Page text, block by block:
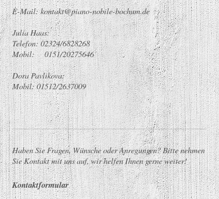
E-Mail: kontakt@piano-nobile-bochum.de
Julia Haas:
Telefon: 02324/6828268
Mobil: 0151/20275646
Dora Pavlikova:
Mobil: 01512/2637009
Haben Sie Fragen, Wünsche oder Anregungen? Bitte nehmen
Sie Kontakt mit uns auf, wir helfen Ihnen gerne weiter!
Kontaktformular